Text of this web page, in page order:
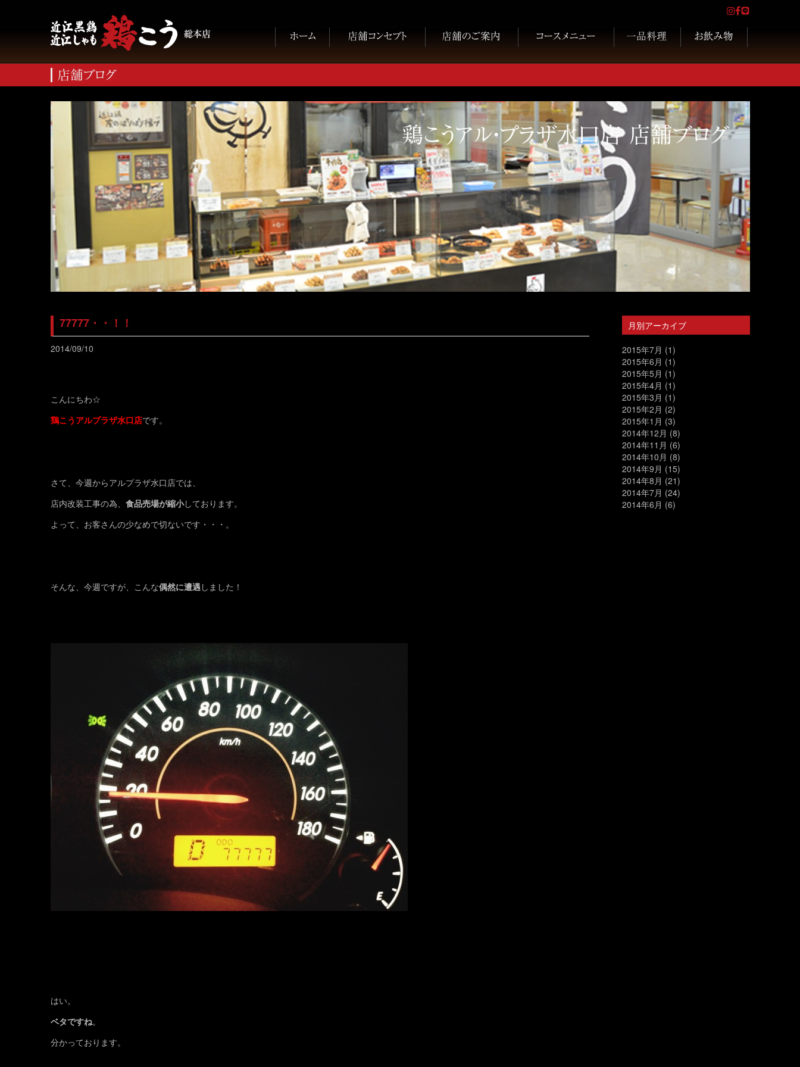
77777・・！！
2014/09/10
こんにちわ☆
鶏こうアルプラザ水口店です。
さて、今週からアルプラザ水口店では、
店内改装工事の為、 食品売場が縮小しております。
よって、お客さんの少なめで切ないです・・・。
そんな、今週ですが、こんな偶然に遭遇しました！
はい。
ベタですね。
分かっております。
月別アーカイブ
2015年7月 (1)
2015年6月 (1)
2015年5月 (1)
2015年4月 (1)
2015年3月 (1)
2015年2月 (2)
2015年1月 (3)
2014年12月 (8)
2014年11月 (6)
2014年10月 (8)
2014年9月 (15)
2014年8月 (21)
2014年7月 (24)
2014年6月 (6)